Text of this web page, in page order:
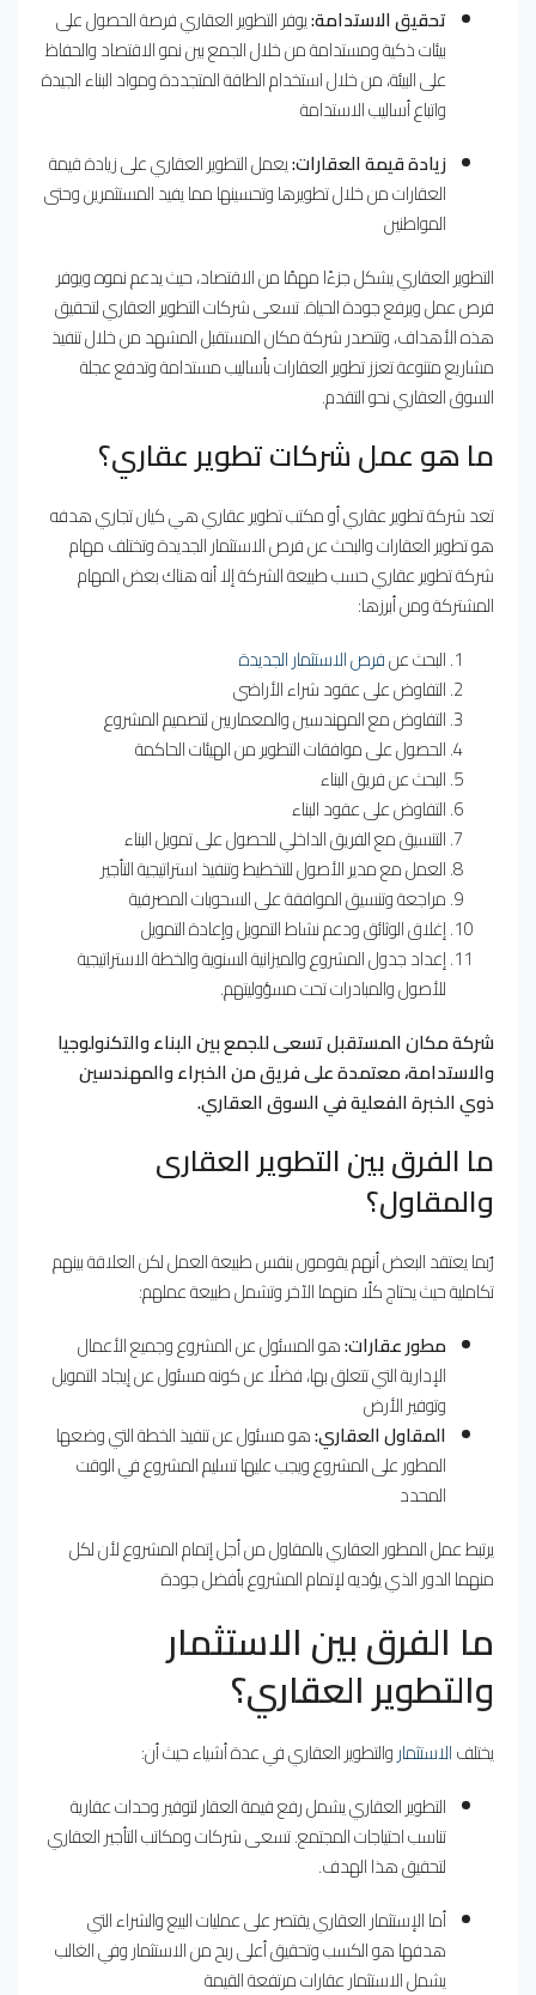
تحقيق الاستدامة:يوفر التطوير العقاري فرصة الحصول على
بيئات ذكية ومستدامة من خلال الجمع بين نمو الاقتصاد والحفاظ
على البيئة، من خلال استخدام الطاقة المتجددة ومواد البناء الجيدة
واتباع أساليب الاستدامة
زيادة قيمة العقارات:يعمل التطوير العقاري على زيادة قيمة
العقارات من خلال تطويرها وتحسينها مما يفيد المستثمرين وحتى
المواطنين
التطوير العقاري يشكل جزءًا مهمًا من الاقتصاد، حيث يدعم نموه ويوفر
فرص عمل ويرفع جودة الحياة. تسعى شركات التطوير العقاري لتحقيق
هذه الأهداف، وتتصدر شركة مكان المستقبل المشهد من خلال تنفيذ
مشاريع متنوعة تعزز تطوير العقارات بأساليب مستدامة وتدفع عجلة
السوق العقاري نحو التقدم.
ما هو عمل شركات تطوير عقاري؟
تعد شركة تطوير عقاري أو مكتب تطوير عقاري هي كيان تجاري هدفه
هو تطوير العقارات والبحث عن فرص الاستثمار الجديدة وتختلف مهام
شركة تطوير عقاري حسب طبيعة الشركة إلا أنه هناك بعض المهام
المشتركة ومن أبرزها:
البحث عنفرص الاستثمار الجديدة
التفاوض على عقود شراء الأراضي
التفاوض مع المهندسين والمعماريين لتصميم المشروع
الحصول على موافقات التطوير من الهيئات الحاكمة
البحث عن فريق البناء
التفاوض على عقود البناء
التنسيق مع الفريق الداخلي للحصول على تمويل البناء
العمل مع مدير الأصول للتخطيط وتنفيذ استراتيجية التأجير
مراجعة وتنسيق الموافقة على السحوبات المصرفية
إغلاق الوثائق ودعم نشاط التمويل وإعادة التمويل
إعداد جدول المشروع والميزانية السنوية والخطة الاستراتيجية
للأصول والمبادرات تحت مسؤوليتهم.
شركة مكان المستقبل تسعى للجمع بين البناء والتكنولوجيا
والاستدامة، معتمدة على فريق من الخبراء والمهندسين
ذوي الخبرة الفعلية في السوق العقاري.
ما الفرق بين التطوير العقارى
والمقاول؟
رٌبما يعتقد البعض أنهم يقومون بنفس طبيعة العمل لكن العلاقة بينهم
تكاملية حيث يحتاج كلًا منهما الآخر وتشمل طبيعة عملهم:
مطور عقارات:هو المسئول عن المشروع وجميع الأعمال
الإدارية التي تتعلق بها، فضلًا عن كونه مسئول عن إيجاد التمويل
وتوفير الأرض
المقاول العقاري:هو مسئول عن تنفيذ الخطة التي وضعها
المطور على المشروع ويجب عليها تسليم المشروع في الوقت
المحدد
يرتبط عمل المطور العقاري بالمقاول من أجل إتمام المشروع لأن لكل
منهما الدور الذي يؤديه لإتمام المشروع بأفضل جودة
ما الفرق بين الاستثمار
والتطوير العقاري؟
يختلفالاستثماروالتطوير العقاري في عدة أشياء حيث أن:
التطوير العقاري يشمل رفع قيمة العقار لتوفير وحدات عقارية
تناسب احتياجات المجتمع. تسعى شركات ومكاتب التأجير العقاري
لتحقيق هذا الهدف.
أما الإستثمار العقاري يقتصر على عمليات البيع والشراء التي
هدفها هو الكسب وتحقيق أعلى ربح من الاستثمار وفي الغالب
يشمل الاستثمار عقارات مرتفعة القيمة